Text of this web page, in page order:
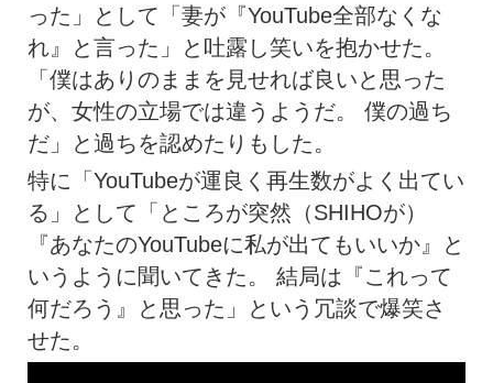
った」として「妻が『YouTube全部なくな
れ』と言った」と吐露し笑いを抱かせた。
「僕はありのままを見せれば良いと思った
が、女性の立場では違うようだ。 僕の過ち
だ」と過ちを認めたりもした。
特に「YouTubeが運良く再生数がよく出てい
る」として「ところが突然（SHIHOが）
『あなたのYouTubeに私が出てもいいか』と
いうように聞いてきた。 結局は『これって
何だろう』と思った」という冗談で爆笑さ
せた。